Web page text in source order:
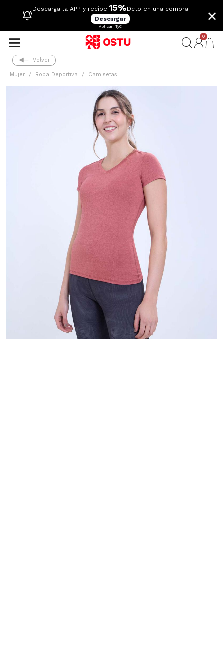
Descarga la APP y recibe 15%Dcto en una compra
Descargar
Aplican TyC
×
0
Volver
Mujer Ropa Deportiva Camisetas